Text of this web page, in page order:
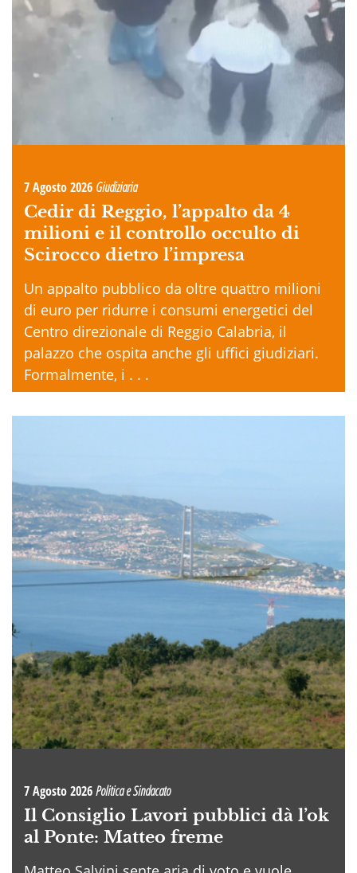
7 Agosto 2026 Giudiziaria
Cedir di Reggio, l’appalto da 4
milioni e il controllo occulto di
Scirocco dietro l’impresa
Un appalto pubblico da oltre quattro milioni
di euro per ridurre i consumi energetici del
Centro direzionale di Reggio Calabria, il
palazzo che ospita anche gli uffici giudiziari.
Formalmente, i . . .
7 Agosto 2026Politica e Sindacato
Il Consiglio Lavori pubblici dà l’ok
al Ponte: Matteo freme